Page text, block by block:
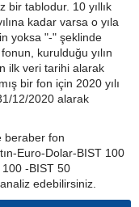
bir tablodur. 10 yıllık
kadar varsa o yıla
yoksa "-" şeklinde
kurulduğu yılın
ilk veri tarihi alarak
bir fon için 2020 yılı
12/2020 alarak
beraber fon
Euro-Dolar-BIST 100
-BIST 50
edebilirsiniz.